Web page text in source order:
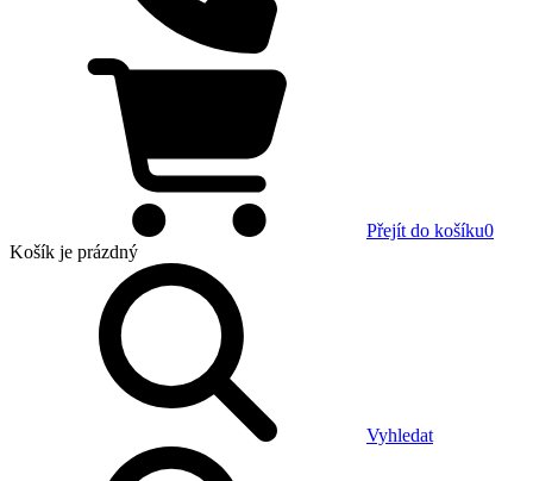
Přejít do košíku0
Košík je prázdný
Vyhledat